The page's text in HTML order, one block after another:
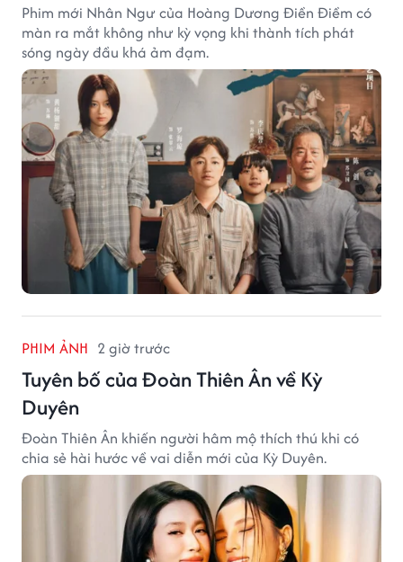
Phim mới Nhân Ngư của Hoàng Dương Điền Điềm có
màn ra mắt không như kỳ vọng khi thành tích phát
sóng ngày đầu khá ảm đạm.
PHIM ẢNH 2 giờ trước
Tuyên bố của Đoàn Thiên Ân về Kỳ
Duyên
Đoàn Thiên Ân khiến người hâm mộ thích thú khi có
chia sẻ hài hước về vai diễn mới của Kỳ Duyên.